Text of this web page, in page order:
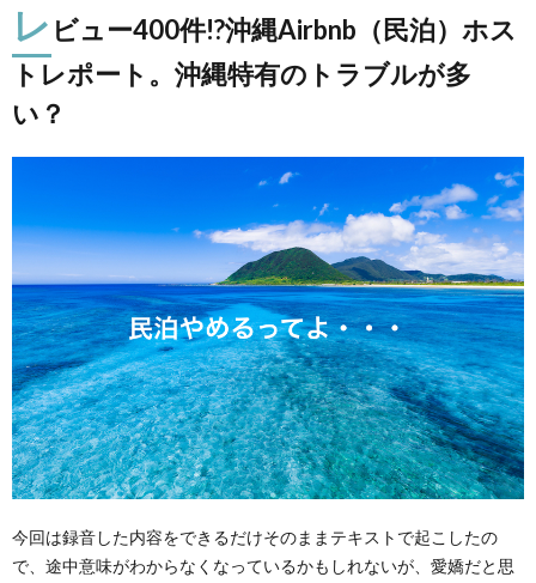
レ ビュー400件!?沖縄Airbnb（民泊）ホス
トレポート。沖縄特有のトラブルが多
い？
今回は録音した内容をできるだけそのままテキストで起こしたの
で、途中意味がわからなくなっているかもしれないが、愛嬌だと思